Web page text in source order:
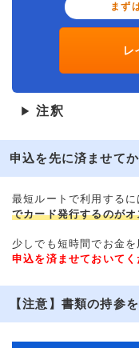
まず
レ
▶ 注釈
申込を先に済ませて
最短ルートで利用するに
でカード発行するのが
少しでも短時間でお金を
申込を済ませておいてく
【注意】書類の持参